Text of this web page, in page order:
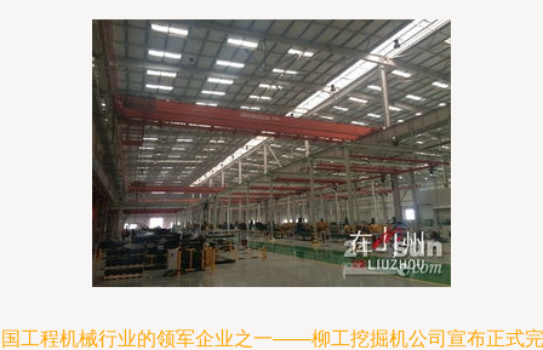
工程机械行业的领军企业之一——柳工挖掘机公司宣布正式完